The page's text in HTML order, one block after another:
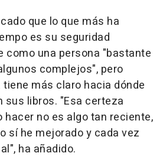
que lo que más ha
es su seguridad
como una persona "bastante
complejos", pero
más claro hacia dónde
sus libros. "Esa certeza
hacer no es algo tan reciente,
sí he mejorado y cada vez
ha añadido.